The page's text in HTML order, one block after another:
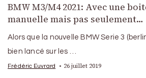
BMW M3/M4 2021: Avec une
manuelle mais pas seulement…
Alors que la nouvelle BMW Serie 3
bien lancé sur les …
Frédéric Euvrard 26 juillet 2019